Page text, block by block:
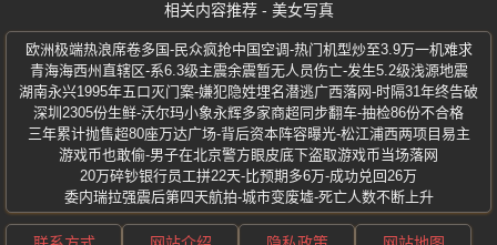
相关内容推荐 - 美女写真
欧洲极端热浪席卷多国-民众疯抢中国空调-热门机型炒至3.9万一机难求
青海海西州直辖区-系6.3级主震余震暂无人员伤亡-发生5.2级浅源地震
湖南永兴1995年五口灭门案-嫌犯隐姓埋名潜逃广西落网-时隔31年终告破
深圳2305份生鲜-沃尔玛小象永辉多家商超同步翻车-抽检86份不合格
三年累计抛售超80座万达广场-背后资本阵容曝光-松江浦西两项目易主
游戏币也敢偷-男子在北京警方眼皮底下盗取游戏币当场落网
20万碎钞银行员工拼22天-比预期多6万-成功兑回26万
委内瑞拉强震后第四天航拍-城市变废墟-死亡人数不断上升